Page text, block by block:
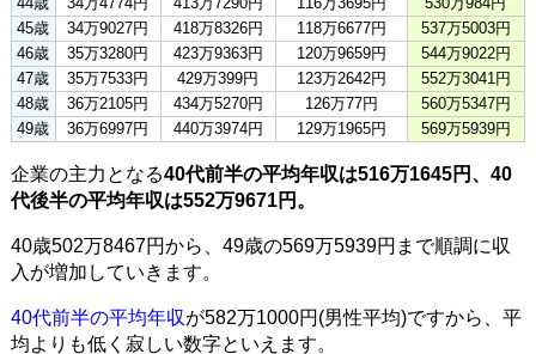
45歳
34万9027円 418万8326円 118万6677円
537万5003円
46歳
35万3280円 423万9363円 120万9659円
544万9022円
47歳
35万7533円 429万399円 123万2642円
552万3041円
48歳
36万2105円 434万5270円 126万77円
560万5347円
49歳
36万6997円 440万3974円 129万1965円 569万5939円
企業の主力となる40代前半の平均年収は516万1645円、40
代後半の平均年収は552万9671円。
40歳502万8467円から、49歳の569万5939円まで順調に収
入が増加していきます。
40代前半の平均年収が582万1000円(男性平均)ですから、平
均よりも低く寂しい数字といえます。